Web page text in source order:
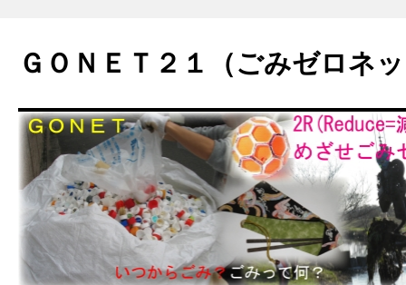
ＧＯＮＥＴ２１（ごみゼロネ